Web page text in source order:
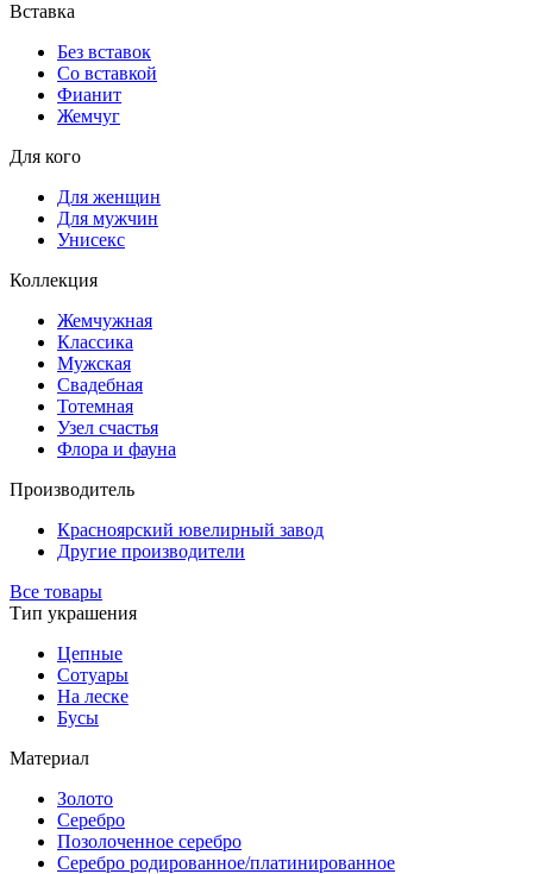
Вставка
Без вставок
Со вставкой
Фианит
Жемчуг
Для кого
Для женщин
Для мужчин
Унисекс
Коллекция
Жемчужная
Классика
Мужская
Свадебная
Тотемная
Узел счастья
Флора и фауна
Производитель
Красноярский ювелирный завод
Другие производители
Все товары
Тип украшения
Цепные
Сотуары
На леске
Бусы
Материал
Золото
Серебро
Позолоченное серебро
Серебро родированное/платинированное